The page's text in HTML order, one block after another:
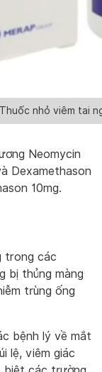
Thuốc nhỏ viêm tai
Neomycin
Dexamethason
10mg.
trong các
bị thủng màng
trùng ống
bệnh lý về mắt
lệ, viêm giác